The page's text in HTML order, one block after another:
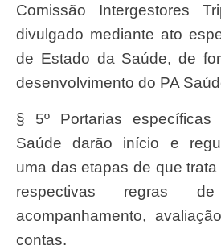
Comissão Intergestores
divulgado mediante ato
de Estado da Saúde, de
desenvolvimento do PA
§ 5º Portarias
Saúde darão início e
uma das etapas de que
respectivas regras de
acompanhamento,
contas.